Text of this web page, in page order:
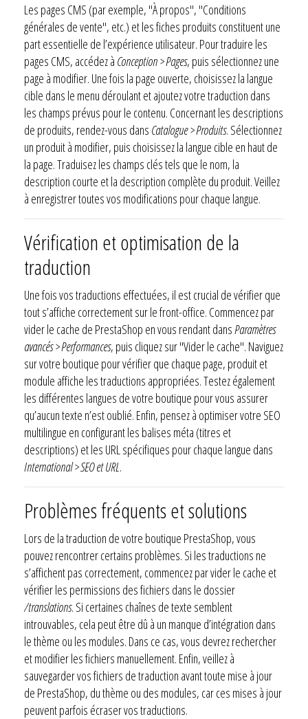
Les pages CMS (par exemple, "À propos", "Conditions
générales de vente", etc.) et les fiches produits constituent une
part essentielle de l’expérience utilisateur. Pour traduire les
pages CMS, accédez à Conception > Pages, puis sélectionnez une
page à modifier. Une fois la page ouverte, choisissez la langue
cible dans le menu déroulant et ajoutez votre traduction dans
les champs prévus pour le contenu. Concernant les descriptions
de produits, rendez-vous dans Catalogue > Produits. Sélectionnez
un produit à modifier, puis choisissez la langue cible en haut de
la page. Traduisez les champs clés tels que le nom, la
description courte et la description complète du produit. Veillez
à enregistrer toutes vos modifications pour chaque langue.
Vérification et optimisation de la
traduction
Une fois vos traductions effectuées, il est crucial de vérifier que
tout s’affiche correctement sur le front-office. Commencez par
vider le cache de PrestaShop en vous rendant dansParamètres
avancés > Performances, puis cliquez sur "Vider le cache". Naviguez
sur votre boutique pour vérifier que chaque page, produit et
module affiche les traductions appropriées. Testez également
les différentes langues de votre boutique pour vous assurer
qu’aucun texte n’est oublié. Enfin, pensez à optimiser votre SEO
multilingue en configurant les balises méta (titres et
descriptions) et les URL spécifiques pour chaque langue dans
International > SEO et URL.
Problèmes fréquents et solutions
Lors de la traduction de votre boutique PrestaShop, vous
pouvez rencontrer certains problèmes. Si les traductions ne
s’affichent pas correctement, commencez par vider le cache et
vérifier les permissions des fichiers dans le dossier
/translations. Si certaines chaînes de texte semblent
introuvables, cela peut être dû à un manque d’intégration dans
le thème ou les modules. Dans ce cas, vous devrez rechercher
et modifier les fichiers manuellement. Enfin, veillez à
sauvegarder vos fichiers de traduction avant toute mise à jour
de PrestaShop, du thème ou des modules, car ces mises à jour
peuvent parfois écraser vos traductions.